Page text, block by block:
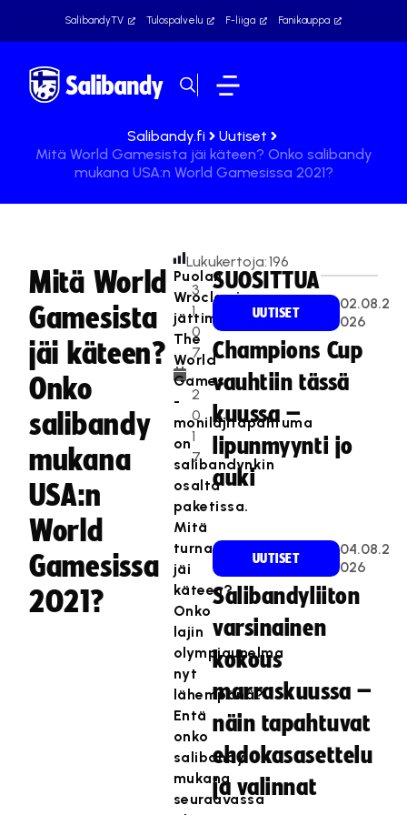
SalibandyTV Tulospalvelu F-liiga Fanikauppa
Salibandy.fi
Uutiset
Mitä World Gamesista jäi käteen? Onko salibandy
mukana USA:n World Gamesissa 2021?
Mitä World
Gamesista
jäi käteen?
Onko
salibandy
mukana
USA:n
World
Gamesissa
2021?
3
1.
0
7
.
2
0
1
7
Lukukertoja:196
Puolan
Wroclawin
jättimäinen
The
World
Games
-
monilajitapahtuma
on
salibandynkin
osalta
paketissa.
Mitä
turnauksesta
jäi
käteen?
Onko
lajin
olympiaunelma
nyt
lähempänä?
Entä
onko
salibandy
mukana
seuraavassa
T
ä
m
ä
s
i
SUOSITTUA
UUTISET
02.08.2
026
Champions Cup
vauhtiin tässä
kuussa –
lipunmyynti jo
auki
UUTISET
04.08.2
026
Salibandyliiton
varsinainen
kokous
marraskuussa –
näin tapahtuvat
ehdokasasettelu
ja valinnat